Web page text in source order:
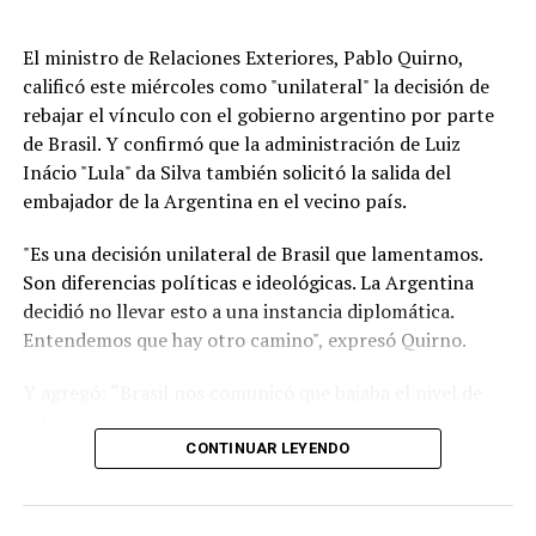
El ministro de Relaciones Exteriores, Pablo Quirno,
calificó este miércoles como "unilateral" la decisión de
rebajar el vínculo con el gobierno argentino por parte
de Brasil. Y confirmó que la administración de Luiz
Inácio "Lula" da Silva también solicitó la salida del
embajador de la Argentina en el vecino país.
"Es una decisión unilateral de Brasil que lamentamos.
Son diferencias políticas e ideológicas. La Argentina
decidió no llevar esto a una instancia diplomática.
Entendemos que hay otro camino", expresó Quirno.
nuestro embajador en Brasilia (Daniel Raimondi) se
CONTINUAR LEYENDO